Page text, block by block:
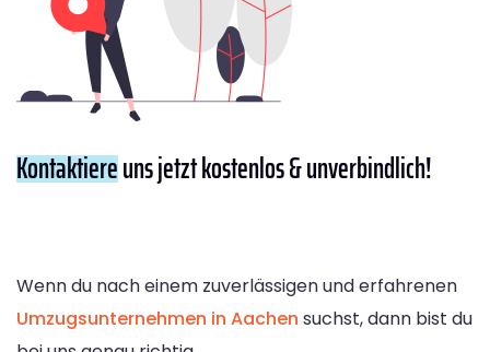
Kontaktiereuns jetzt kostenlos & unverbindlich!
Wenn du nach einem zuverlässigen und erfahrenen
Umzugsunternehmen in Aachen suchst, dann bist du